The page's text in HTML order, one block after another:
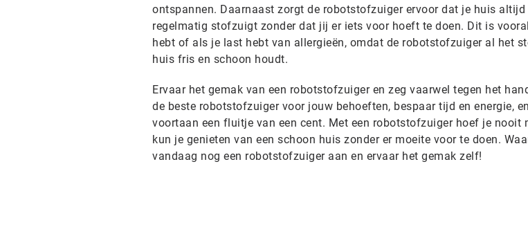
ontspannen. Daarnaast zorgt de robotstofzuiger ervoor dat je huis
regelmatig stofzuigt zonder dat jij er iets voor hoeft te doen. Dit is
hebt of als je last hebt van allergieën, omdat de robotstofzuiger al het
huis fris en schoon houdt.
Ervaar het gemak van een robotstofzuiger en zeg vaarwel tegen het
de beste robotstofzuiger voor jouw behoeften, bespaar tijd en energie,
voortaan een fluitje van een cent. Met een robotstofzuiger hoef je nooit
kun je genieten van een schoon huis zonder er moeite voor te doen.
vandaag nog een robotstofzuiger aan en ervaar het gemak zelf!